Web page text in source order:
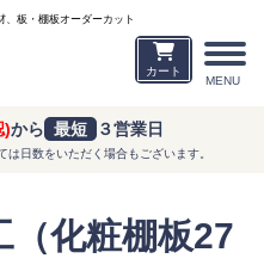
MENU
板・棚板オーダーカット
カート
)から 最短 ３営業日
日数をいただく場合もございます。
（化粧棚板27